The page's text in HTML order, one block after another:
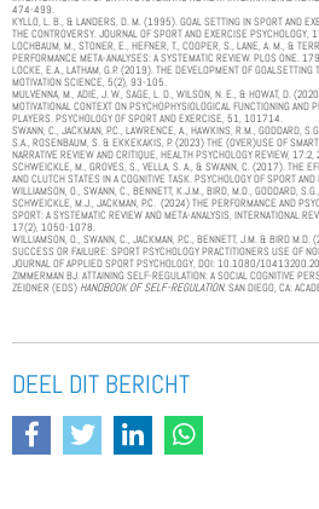
474-499.
KYLLO, L. B., & LANDERS, D. M. (1995). GOAL SETTING IN SPORT AND
THE CONTROVERSY. JOURNAL OF SPORT AND EXERCISE
LOCHBAUM, M., STONER, E., HEFNER, T., COOPER, S., LANE, A. M., &
PERFORMANCE META-ANALYSES: A SYSTEMATIC REVIEW. PLOS ONE.
LOCKE, E.A., LATHAM, G.P. (2019). THE DEVELOPMENT OF GOALSETTING
MOTIVATION SCIENCE, 5(2), 93-105.
MULVENNA, M., ADIE, J. W., SAGE, L. D., WILSON, N. E., & HOWAT, D.
MOTIVATIONAL CONTEXT ON PSYCHOPHYSIOLOGICAL FUNCTIONING AND
PLAYERS. PSYCHOLOGY OF SPORT AND EXERCISE, 51, 101714.
SWANN, C., JACKMAN, P.C., LAWRENCE, A., HAWKINS, R.M., GODDARD,
S.A., ROSENBAUM, S. & EKKEKAKIS, P. (2023) THE (OVER)USE OF SMART
NARRATIVE REVIEW AND CRITIQUE, HEALTH PSYCHOLOGY REVIEW,
SCHWEICKLE, M., GROVES, S., VELLA, S. A., & SWANN, C. (2017). THE
AND CLUTCH STATES IN A COGNITIVE TASK. PSYCHOLOGY OF SPORT
WILLIAMSON, O., SWANN, C., BENNETT, K.J.M., BIRD, M.D., GODDARD, S.G.,
SCHWEICKLE, M.J., JACKMAN, P.C. (2024) THE PERFORMANCE AND
SPORT: A SYSTEMATIC REVIEW AND META-ANALYSIS, INTERNATIONAL
17(2), 1050-1078.
WILLIAMSON, O., SWANN, C., JACKMAN, P.C., BENNETT, J.M. & BIRD M.D.
SUCCESS OR FAILURE: SPORT PSYCHOLOGY PRACTITIONERS USE OF
JOURNAL OF APPLIED SPORT PSYCHOLOGY, DOI: 10.1080/
ZIMMERMAN BJ. ATTAINING SELF-REGULATION: A SOCIAL COGNITIVE
ZEIDNER (EDS) HANDBOOK OF SELF-REGULATION. SAN DIEGO, CA:
DEEL DIT BERICHT